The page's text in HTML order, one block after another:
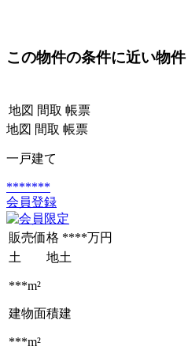
この物件の条件に近い物件
地図 間取 帳票
地図 間取 帳票
一戸建て
*******
会員登録
販売価格 ****万円
土 地土
***m²
建物面積建
***m²